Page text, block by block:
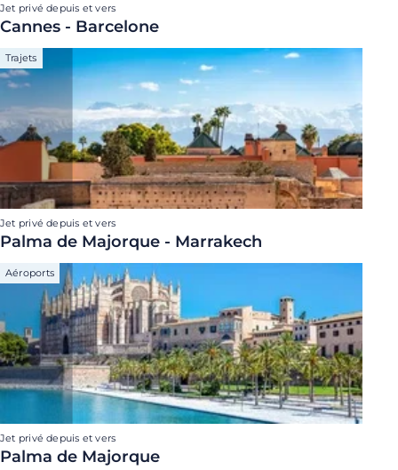
Jet privé depuis et vers
Cannes - Barcelone
Trajets
Jet privé depuis et vers
Palma de Majorque - Marrakech
Aéroports
Jet privé depuis et vers
Palma de Majorque